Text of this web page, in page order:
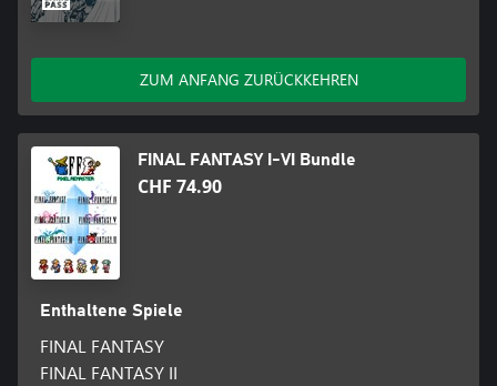
Inhalte können sich von zuvor erneut veröffentlichten Versionen
ZUM ANFANG ZURÜCKKEHREN
FINAL FANTASY I-VI Bundle
CHF 74.90
Enthaltene Spiele
FINAL FANTASY
FINAL FANTASY II